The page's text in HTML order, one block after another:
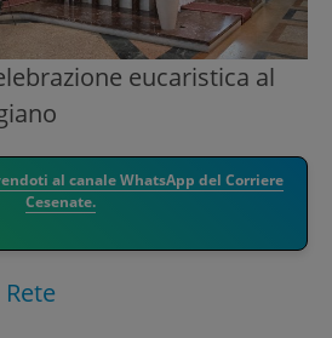
eucaristica al
al canale WhatsApp del Corriere
Cesenate.